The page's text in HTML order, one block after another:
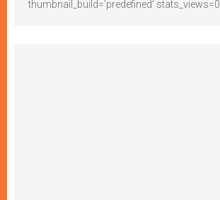
thumbnail_build='predefined' stats_views=0]